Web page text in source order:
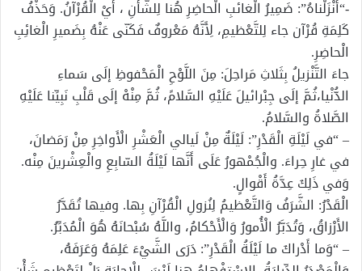
-“أَنْزَلْناهُ”: ضَمِيرُ الْغائبِ الْحاضِرِ هُنا لِلشَّأْنِ ، أَيْ الْقُرْآنُ. وَحَذْفُ
كَلِمَةِ قُرْآن جاء لِلتَّعْظيمِ، لِأَنَّهُ مَعْروفٌ فَكَنّى عَنْهُ بِضَميرِ الْغائِبِ
الْحاضِرِ.
جاءَ التَّنْزيلُ بِثَلاثِ مَراحِلَ: مِنَ اللَّوْحِ الْمَحْفوظِ إلَى سَماءِ
الدُّنْيا،ثُمَّ إلَى جِبْرائيلَ عَلَيْهِ السَّلامً، ثُمَّ مِنْهْ إلَى قَلْبِ نَبِيِّنا عَلَيْهِ
الصَّلاةُ والسَّلامُ.
– “في لَيْلَةِ الْقَدْرِ”: لَيْلَةٌ مِنْ لَيالي الْعَشْرِ الْأَواخِرِ مِنْ رَمَضانَ،
في غارِ حِراءَ. والْجُمْهورُ عَلَى أَنَّها لَيْلَةُ السّابِعِ والْعِشْرينَ مِنْه.
وَفي ذَلِكَ عِدَّةُ أَقْوالٍ.
الْقَدْرُ: الشَّرَفُ وَالتَّعْظيمُ لِنُزولِ الْقُرْآنِ بِها. وفيها تُقَدَّرُ
الأَرْزاقُ، وَتُدَبَّرُ الْأُمورُ وَالْأَحْكامُ، واللَّهُ سُبْحانَهُ هُوَ الْمُدَبِّرُ.
– “وَما أَدْراكَ ما لَيْلَةُ الْقَدْرِ”: دَرَى الشَّيْءَ عَلِمَهُ وَعَرَفَهُ،